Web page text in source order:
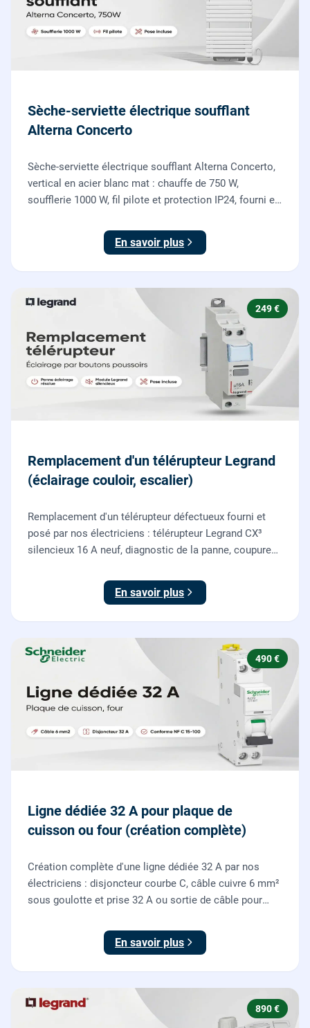
Sèche-serviette électrique soufflant
Alterna Concerto
Sèche-serviette électrique soufflant Alterna Concerto,
vertical en acier blanc mat : chauffe de 750 W,
soufflerie 1000 W, fil pilote et protection IP24, fourni et
En savoir plus
249 €
Remplacement d'un télérupteur Legrand
(éclairage couloir, escalier)
Remplacement d'un télérupteur défectueux fourni et
posé par nos électriciens : télérupteur Legrand CX³
silencieux 16 A neuf, diagnostic de la panne, coupure
boutons poussoirs.
En savoir plus
490 €
Ligne dédiée 32 A pour plaque de
cuisson ou four (création complète)
Création complète d'une ligne dédiée 32 A par nos
électriciens : disjoncteur courbe C, câble cuivre 6 mm²
sous goulotte et prise 32 A ou sortie de câble pour
En savoir plus
890 €